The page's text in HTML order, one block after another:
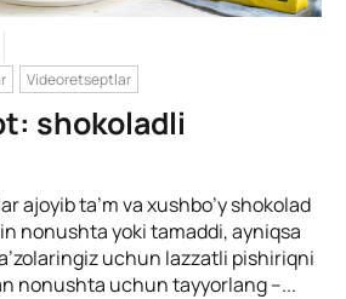
Videoretseptlar
shokoladli
ajoyib ta’m va xushbo’y shokolad
nonushta yoki tamaddi, ayniqsa
uchun lazzatli pishiriqni
nonushta uchun tayyorlang –...